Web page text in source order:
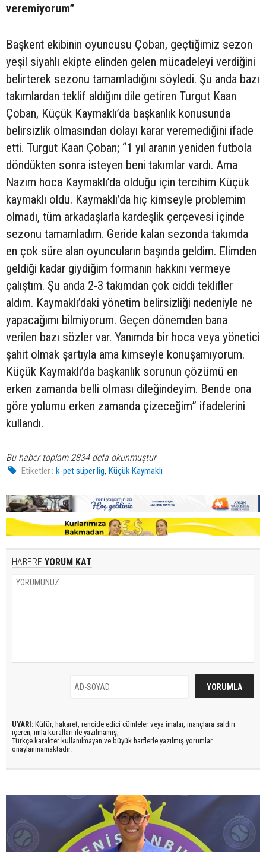
veremiyorum”
Başkent ekibinin oyuncusu Çoban, geçtiğimiz sezon
yeşil siyahlı ekipte elinden gelen mücadeleyi verdiğini
belirterek sezonu tamamladığını söyledi. Şu anda bazı
takımlardan teklif aldığını dile getiren Turgut Kaan
Çoban, Küçük Kaymaklı’da başkanlık konusunda
belirsizlik olmasından dolayı karar veremediğini ifade
etti. Turgut Kaan Çoban; “1 yıl aranın yeniden futbola
döndükten sonra isteyen beni takımlar vardı. Ama
Nazım hoca Kaymaklı’da olduğu için tercihim Küçük
kaymaklı oldu. Kaymaklı’da hiç kimseyle problemim
olmadı, tüm arkadaşlarla kardeşlik çerçevesi içinde
sezonu tamamladım. Geride kalan sezonda takımda
en çok süre alan oyuncuların başında geldim. Elimden
geldiği kadar giydiğim formanın hakkını vermeye
çalıştım. Şu anda 2-3 takımdan çok ciddi teklifler
aldım. Kaymaklı’daki yönetim belirsizliği nedeniyle ne
yapacağımı bilmiyorum. Geçen dönemden bana
verilen bazı sözler var. Yanımda bir hoca veya yönetici
şahit olmak şartıyla ama kimseyle konuşamıyorum.
Küçük Kaymaklı’da başkanlık sorunun çözümü en
erken zamanda belli olması dileğindeyim. Bende ona
göre yolumu erken zamanda çizeceğim” ifadelerini
kullandı.
Bu haber toplam 2834 defa okunmuştur
Etiketler : k-pet süper lig,Küçük Kaymaklı
HABERE YORUM KAT
UYARI: Küfür, hakaret, rencide edici cümleler veya imalar, inançlara saldırı
içeren, imla kuralları ile yazılmamış,
Türkçe karakter kullanılmayan ve büyük harflerle yazılmış yorumlar
onaylanmamaktadır.